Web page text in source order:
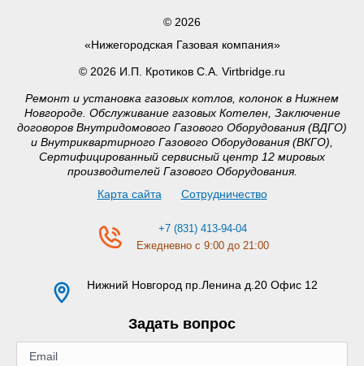
© 2026
«Нижегородская Газовая компания»
© 2026 И.П. Кротиков С.А. Virtbridge.ru
Ремонт и установка газовых котлов, колонок в Нижнем
Новгороде. Обслуживание газовых Котелен, Заключение
договоров Внутридомового Газового Оборудования (ВДГО)
и Внутриквартирного Газового Оборудования (ВКГО),
Сертифицированный сервисный центр 12 мировых
производителей Газового Оборудования.
Карта сайта
Сотрудничество
+7 (831) 413-94-04
Ежедневно с 9:00 до 21:00
Нижний Новгород пр.Ленина д.20 Офис 12
Задать вопрос